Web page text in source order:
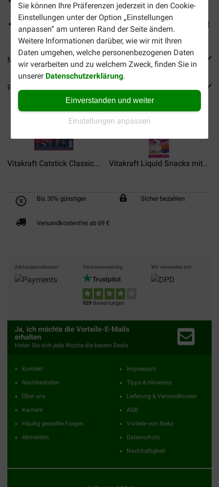
Sie können Ihre Präferenzen jederzeit in den Cookie-
Einstellungen unter der Option „Einstellungen
anpassen“ am unteren Rand der Seite ändern.
Weitere Informationen darüber, wie wir mit Ihren
Daten umgehen, welche personenbezogenen Daten
wir verarbeiten und zu welchem Zweck, finden Sie in
unserer Datenschutzerklärung.
Einverstanden und weiter
Einstellungen anpassen
Konservierungsstoffe
Schmackhafte Milchcreme mit niedrigem Laktosegehalt
Mehr Produktinfos
Reviews
Vitakraft Catstick Classic... Vitakraft Liquid Snacks mit...
Bis 30% günstiger Sicher bezahlen
Versandkostenfrei ab 69 €
Zahlungsmethoden Vertrauenswürdig
929 Bewertungen
Wir versenden mit
Ja, ich möchte die Vorteils-E-Mails
erhalten
Holen Sie sich jede Woche die besten Deals
Kontakt
Nachbestellen
Über uns
Karriere
Häufig gestellte Fragen
Abmelden
Impressum
Tipps & Hinweise
Lieferung & Versandkosten
AGB
Vorteile von Brekz
Datenschutz
Nachhaltigkeit